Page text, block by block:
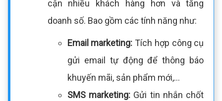
cận nhiều khách hàng hơn và tăng
doanh số. Bao gồm các tính năng như:
Email marketing: Tích hợp công cụ
gửi email tự động để thông báo
khuyến mãi, sản phẩm mới,...
SMS marketing: Gửi tin nhắn chốt